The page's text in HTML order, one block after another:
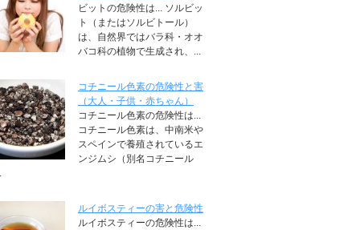
ビットの危険性は... ソルビッ
ト（またはソルビトール）
は、自然界ではバラ科・オオ
バコ科の植物で生成され、...
コチニール色素の危険性と害
（大人・子供・赤ちゃん）
コチニール色素の危険性は...
コチニール色素は、中南米や
スペインで養殖されているエ
ンジムシ（別名コチニール
ルイボスティーの害と危険性
ルイボスティーの危険性は...